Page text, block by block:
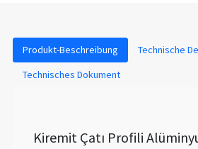
Produkt-Beschreibung
Technische
Technisches Dokument
Kiremit Çatı Profili